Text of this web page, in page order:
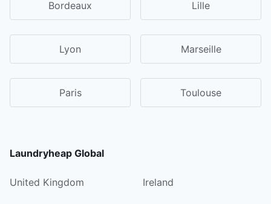
Bordeaux Lille
Lyon Marseille
Paris Toulouse
Laundryheap Global
United Kingdom Ireland